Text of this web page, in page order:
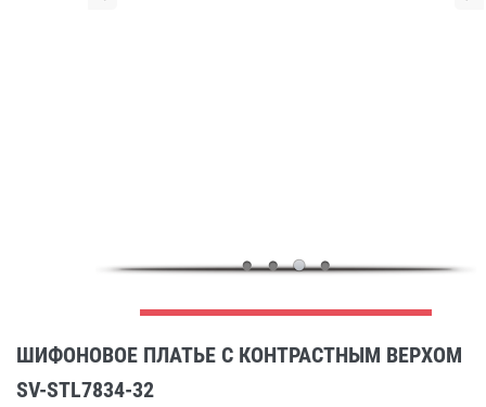
ШИФОНОВОЕ ПЛАТЬЕ С КОНТРАСТНЫМ ВЕРХОМ
SV-STL7834-32